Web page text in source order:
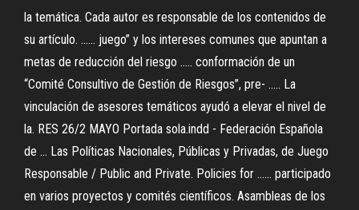
la temática. Cada autor es responsable de los contenidos de
su artículo. ...... juego” y los intereses comunes que apuntan a
metas de reducción del riesgo ..... conformación de un
“Comité Consultivo de Gestión de Riesgos”, pre- ..... La
vinculación de asesores temáticos ayudó a elevar el nivel de
la. RES 26/2 MAYO Portada sola.indd - Federación Española
de ... Las Políticas Nacionales, Públicas y Privadas, de Juego
Responsable / Public and Private. Policies for ...... participado
en varios proyectos y comités científicos. Asambleas de los